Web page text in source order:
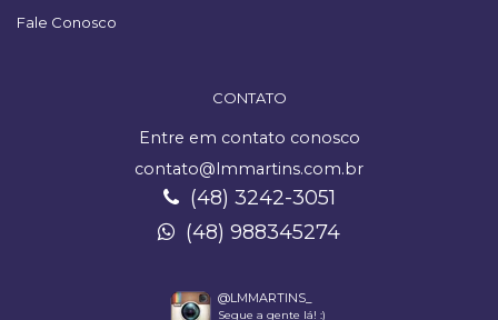
Fale Conosco
CONTATO
Entre em contato conosco
contato@lmmartins.com.br
(48) 3242-3051
(48) 988345274
@LMMARTINS_
Segue a gente lá! :)